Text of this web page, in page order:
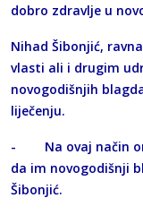
dobro zdravlje u
Nihad Šibonjić,
vlasti ali i drugim
novogodišnjih
liječenju.
- Na ovaj način
da im novogodišnji
Šibonjić.